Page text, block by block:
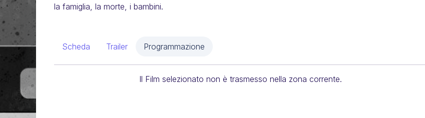
la famiglia, la morte, i bambini.
Scheda Trailer Programmazione
Il Film selezionato non è trasmesso nella zona corrente.